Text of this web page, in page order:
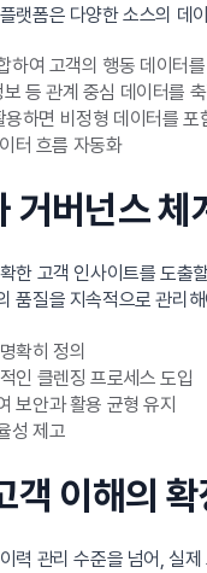
랫폼은 다양한 소스의
여 고객의 행동 데이터
등 관계 중심 데이터를 축
하면 비정형 데이터를 포
터 흐름 자동화
거버넌스 체
한 고객 인사이트를 도
품질을 지속적으로 관리
확히 정의
인 클렌징 프로세스 도입
보안과 활용 균형 유지
성 제고
객 이해의
력 관리 수준을 넘어, 실